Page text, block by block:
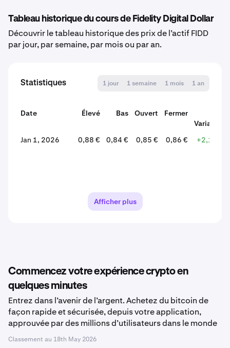
Tableau historique du cours de Fidelity Digital Dollar
Découvrir le tableau historique des prix de l’actif FIDD
par jour, par semaine, par mois ou par an.
Statistiques 1 jour 1 semaine 1 mois 1 an
Date Élevé Bas Ouvert Fermer
Variation
Jan 1, 2026
0,88 € 0,84 € 0,85 € 0,86 € +2,13 %
Afficher plus
Commencez votre expérience crypto en
quelques minutes
Entrez dans l’avenir de l’argent. Achetez du bitcoin de
façon rapide et sécurisée, depuis votre application,
approuvée par des millions d’utilisateurs dans le monde
Classement au 18th May 2026